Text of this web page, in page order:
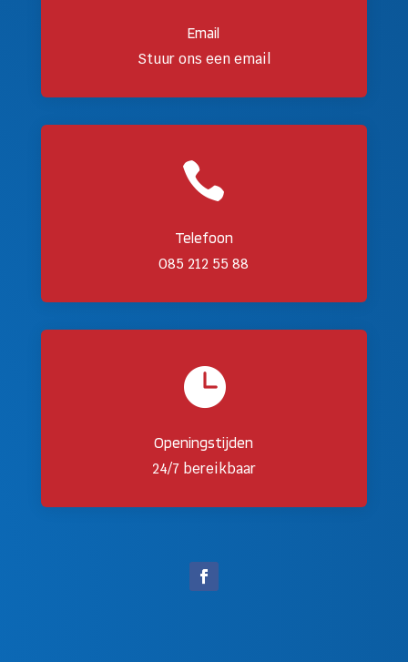
Email
Stuur ons een email

Telefoon
085 212 55 88

Openingstijden
24/7 bereikbaar